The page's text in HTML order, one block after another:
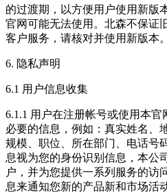
的过渡期，以方便用户使用新版
官网可能无法使用。北森不保证
客户服务，请核对并使用新版本。
6. 隐私声明
6.1 用户信息收集
6.1.1 用户在注册帐号或使用本
必要的信息，例如：真实姓名、
规模、职位、所在部门、电话号
息视为您的身份识别信息，本公
户，并为您提供一系列服务的访
息来通知您新的产品新和市场活